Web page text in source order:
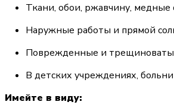
Ткани, обои, ржавчину, медные
Наружные работы и прямой
Поврежденные и
В детских учреждениях,
Имейте в виду: